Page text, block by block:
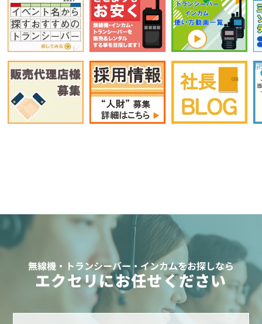
無線機・トランシーバー・インカムをお探しなら
エクセリにお任せください